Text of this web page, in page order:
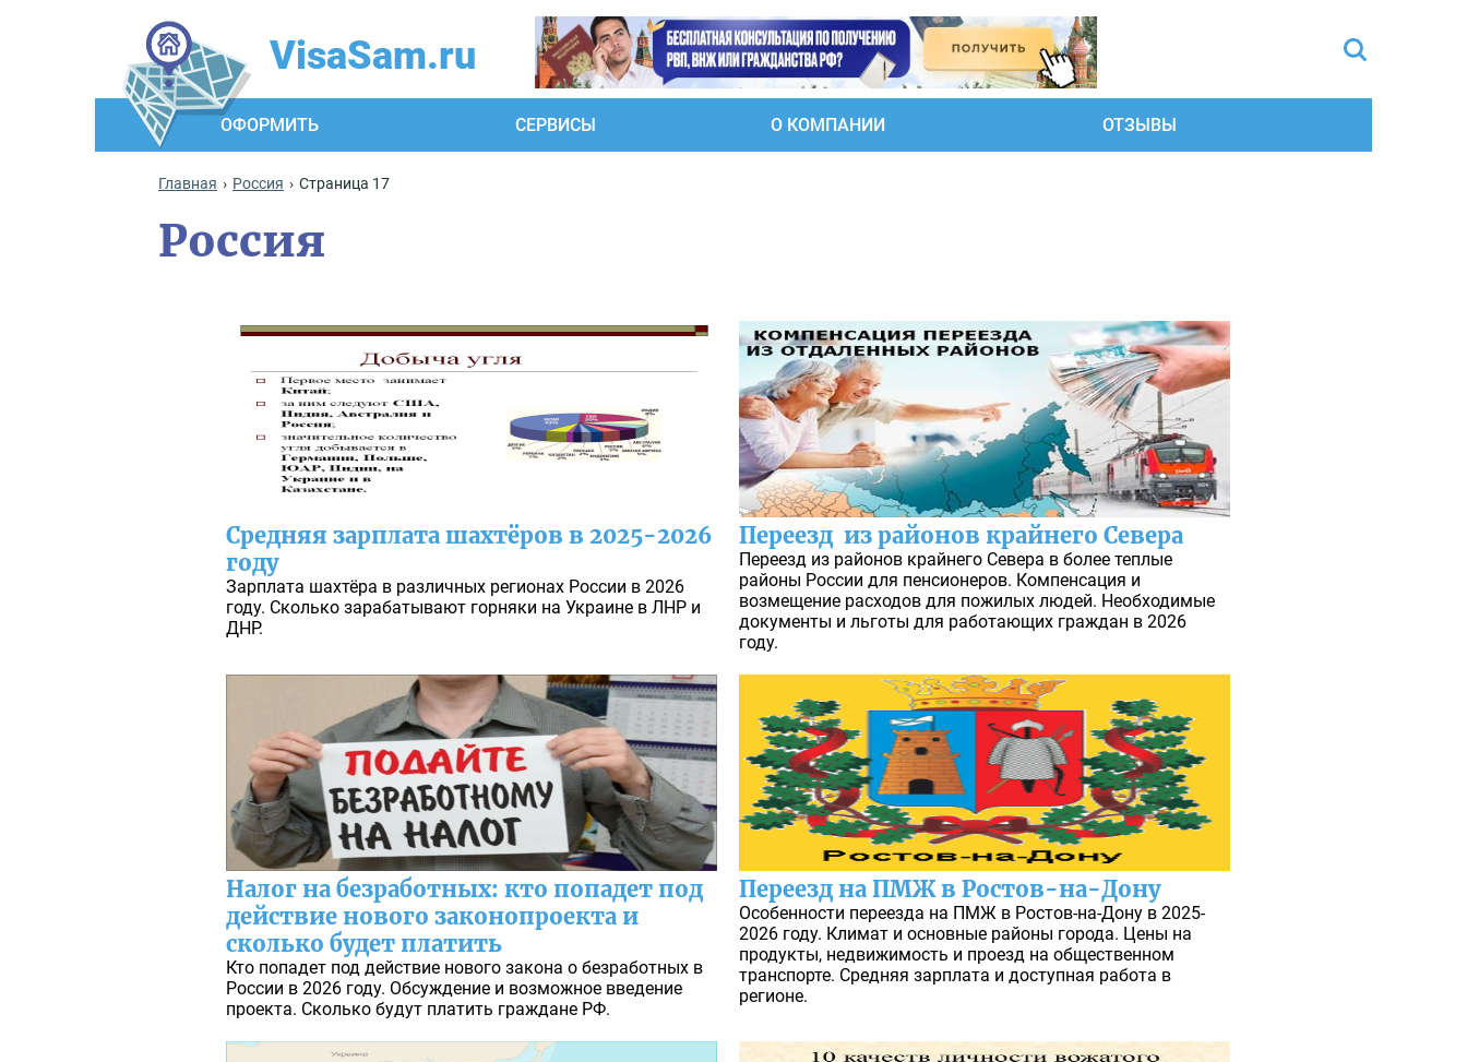
VisaSam.ru
ОФОРМИТЬ СЕРВИСЫ О КОМПАНИИ ОТЗЫВЫ
Главная Россия Страница 17
Россия
Средняя зарплата шахтёров в 2025-2026
году
Зарплата шахтёра в различных регионах России в 2026
году. Сколько зарабатывают горняки на Украине в ЛНР и
ДНР.
Переезд из районов крайнего Севера
Переезд из районов крайнего Севера в более теплые
районы России для пенсионеров. Компенсация и
возмещение расходов для пожилых людей. Необходимые
документы и льготы для работающих граждан в 2026
году.
Налог на безработных: кто попадет под
действие нового законопроекта и
сколько будет платить
Кто попадет под действие нового закона о безработных в
России в 2026 году. Обсуждение и возможное введение
проекта. Сколько будут платить граждане РФ.
Переезд на ПМЖ в Ростов-на-Дону
Особенности переезда на ПМЖ в Ростов-на-Дону в 2025-
2026 году. Климат и основные районы города. Цены на
продукты, недвижимость и проезд на общественном
транспорте. Средняя зарплата и доступная работа в
регионе.